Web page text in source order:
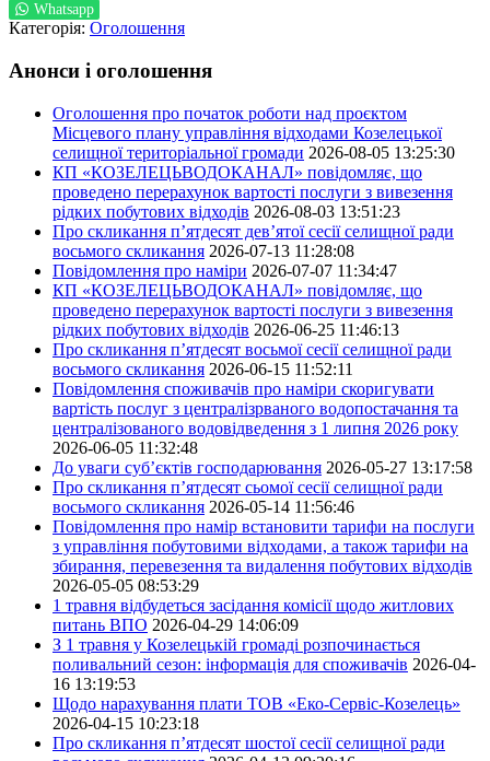
Whatsapp
Категорія: Оголошення
Анонси і оголошення
Оголошення про початок роботи над проєктом
Місцевого плану управління відходами Козелецької
селищної територіальної громади 2026-08-05 13:25:30
КП «КОЗЕЛЕЦЬВОДОКАНАЛ» повідомляє, що
проведено перерахунок вартості послуги з вивезення
рідких побутових відходів 2026-08-03 13:51:23
Про скликання п’ятдесят дев’ятої сесії селищної ради
восьмого скликання 2026-07-13 11:28:08
Повідомлення про наміри 2026-07-07 11:34:47
КП «КОЗЕЛЕЦЬВОДОКАНАЛ» повідомляє, що
проведено перерахунок вартості послуги з вивезення
рідких побутових відходів 2026-06-25 11:46:13
Про скликання п’ятдесят восьмої сесії селищної ради
восьмого скликання 2026-06-15 11:52:11
Повідомлення споживачів про наміри скоригувати
вартість послуг з централізрваного водопостачання та
централізованого водовідведення з 1 липня 2026 року
2026-06-05 11:32:48
До уваги суб’єктів господарювання 2026-05-27 13:17:58
Про скликання п’ятдесят сьомої сесії селищної ради
восьмого скликання 2026-05-14 11:56:46
Повідомлення про намір встановити тарифи на послуги
з управління побутовими відходами, а також тарифи на
збирання, перевезення та видалення побутових відходів
2026-05-05 08:53:29
1 травня відбудеться засідання комісії щодо житлових
питань ВПО 2026-04-29 14:06:09
З 1 травня у Козелецькій громаді розпочинається
поливальний сезон: інформація для споживачів 2026-04-
16 13:19:53
Щодо нарахування плати ТОВ «Еко-Сервіс-Козелець»
2026-04-15 10:23:18
Про скликання п’ятдесят шостої сесії селищної ради